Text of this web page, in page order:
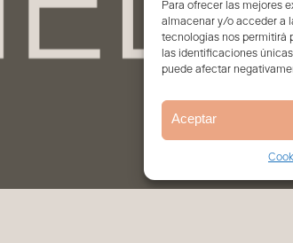
Para ofrecer las mejores
almacenar y/o acceder a
tecnologías nos permitirá
las identificaciones
puede afectar
Aceptar